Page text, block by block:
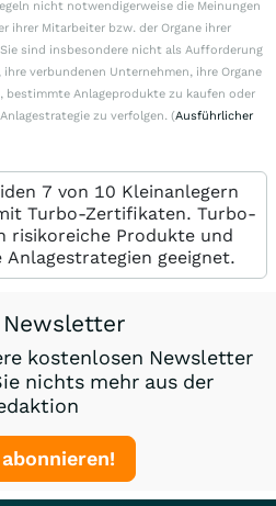
nicht notwendigerweise die Meinungen
ihrer Mitarbeiter bzw. der Organe ihrer
sind insbesondere nicht als Aufforderung
verbundenen Unternehmen, ihre Organe
bestimmte Anlageprodukte zu kaufen oder
zu verfolgen. (Ausführlicher
7 von 10 Kleinanlegern
Turbo-Zertifikaten. Turbo-
risikoreiche Produkte und
geeignet.
Newsletter
kostenlosen Newsletter
nichts mehr aus der